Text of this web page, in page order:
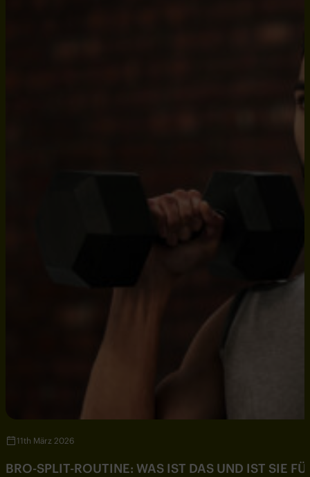
11th März 2026
BRO-SPLIT-ROUTINE: WAS IST DAS UND IST SIE